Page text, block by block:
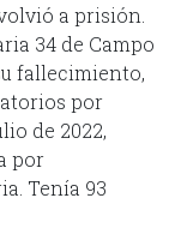
a prisión.
34 de Campo
fallecimiento,
por
de 2022,
por
Tenía 93